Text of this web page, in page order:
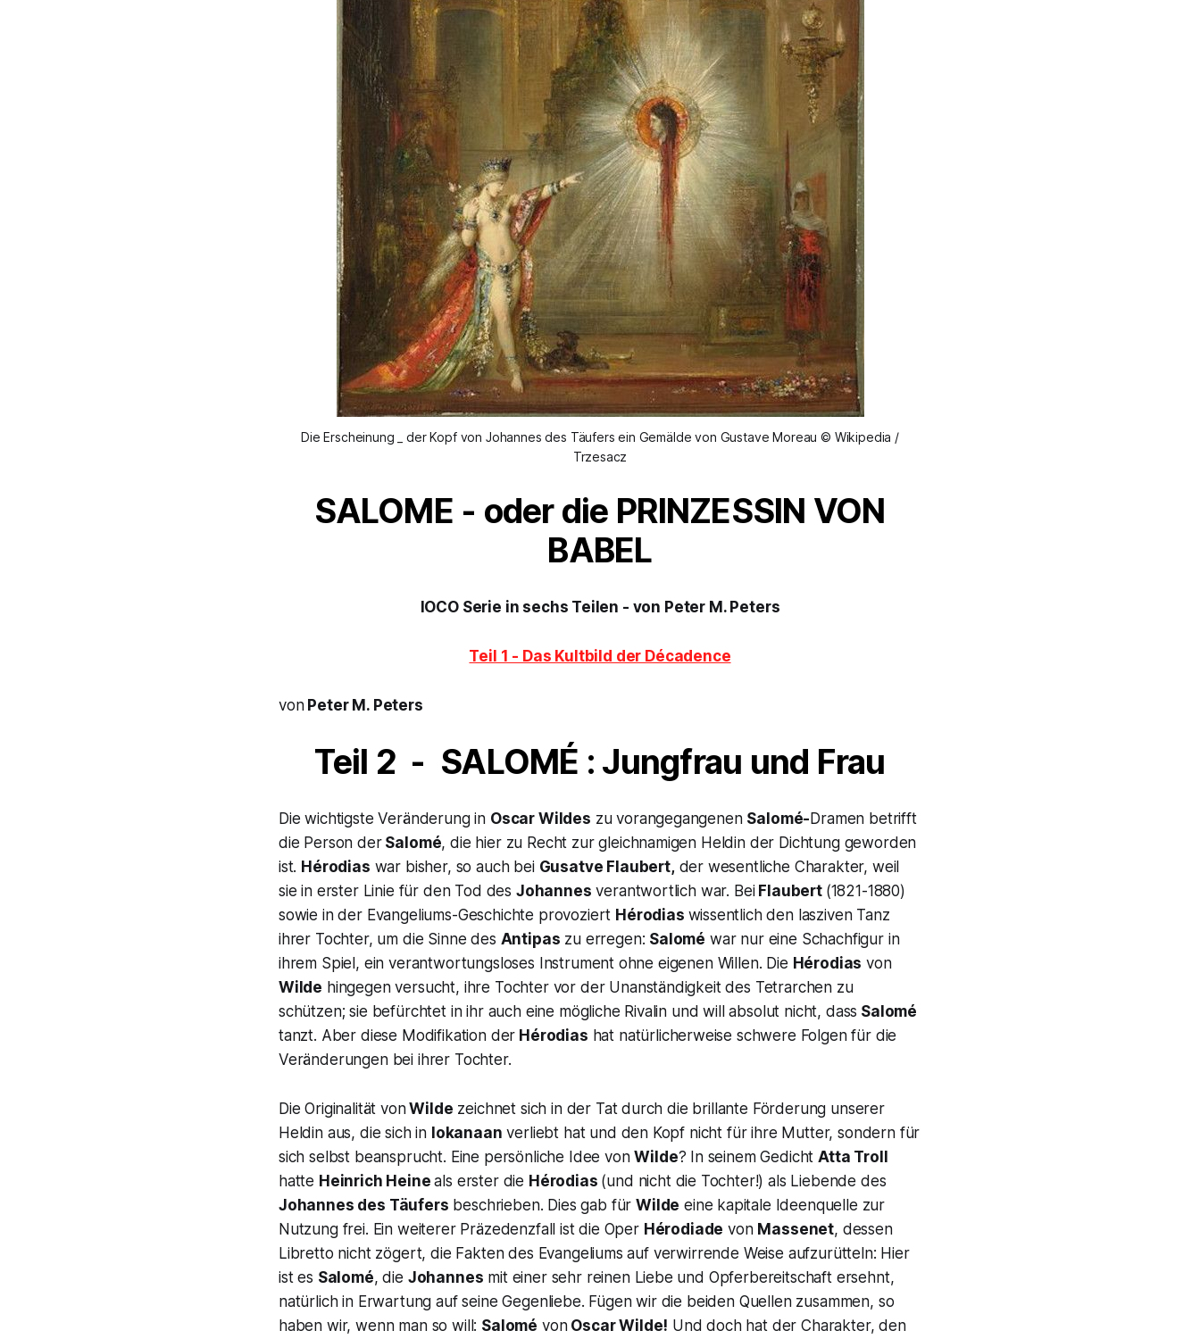
Die Erscheinung _ der Kopf von Johannes des Täufers ein Gemälde von Gustave Moreau © Wikipedia /
Trzesacz
SALOME - oder die PRINZESSIN VON
BABEL
IOCO Serie in sechs Teilen - von Peter M. Peters
Teil 1 - Das Kultbild der Décadence
vonPeter M. Peters
Teil 2 - SALOMÉ : Jungfrau und Frau
Die wichtigste Veränderung in Oscar Wildes zu vorangegangenen Salomé- Dramen betrifft
die Person derSalomé, die hier zu Recht zur gleichnamigen Heldin der Dichtung geworden
ist. Hérodias war bisher, so auch bei Gusatve Flaubert,der wesentliche Charakter, weil
sie in erster Linie für den Tod des Johannes verantwortlich war. BeiFlaubert (1821-1880)
sowie in der Evangeliums-Geschichte provoziert Hérodias wissentlich den lasziven Tanz
ihrer Tochter, um die Sinne des Antipas zu erregen: Salomé war nur eine Schachfigur in
ihrem Spiel, ein verantwortungsloses Instrument ohne eigenen Willen. Die Hérodias von
Wilde hingegen versucht, ihre Tochter vor der Unanständigkeit des Tetrarchen zu
schützen; sie befürchtet in ihr auch eine mögliche Rivalin und will absolut nicht, dass Salomé
tanzt. Aber diese Modifikation der Hérodias hat natürlicherweise schwere Folgen für die
Veränderungen bei ihrer Tochter.
Die Originalität vonWilde zeichnet sich in der Tat durch die brillante Förderung unserer
Heldin aus, die sich in Iokanaan verliebt hat und den Kopf nicht für ihre Mutter, sondern für
sich selbst beansprucht. Eine persönliche Idee vonWilde? In seinem GedichtAtta Troll
hatte Heinrich Heineals erster die Hérodias (und nicht die Tochter!) als Liebende des
Johannes des Täufers beschrieben. Dies gab fürWilde eine kapitale Ideenquelle zur
Nutzung frei. Ein weiterer Präzedenzfall ist die Oper Hérodiade von Massenet, dessen
Libretto nicht zögert, die Fakten des Evangeliums auf verwirrende Weise aufzurütteln: Hier
ist es Salomé, die Johannes mit einer sehr reinen Liebe und Opferbereitschaft ersehnt,
natürlich in Erwartung auf seine Gegenliebe. Fügen wir die beiden Quellen zusammen, so
haben wir, wenn man so will: Salomé vonOscar Wilde! Und doch hat der Charakter, den